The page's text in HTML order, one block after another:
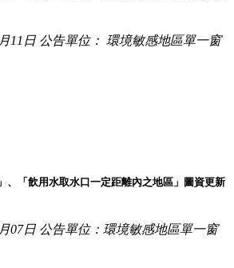
11日 公告單位： 環境敏感地區單一窗
、「飲用水取水口一定距離內之地區」圖資更新
07日 公告單位：環境敏感地區單一窗